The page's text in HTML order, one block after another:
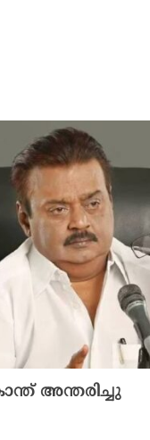
അന്തരിച്ചു